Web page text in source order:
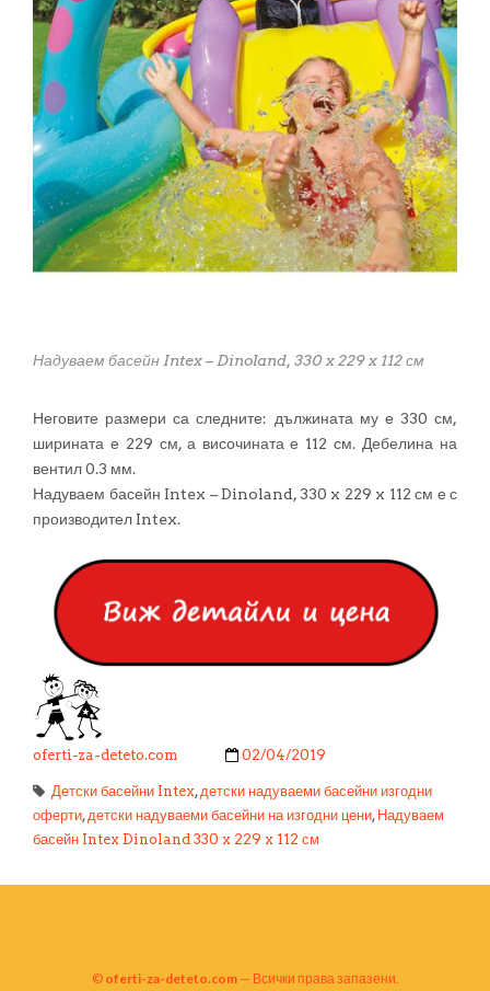
Надуваем басейн Intex – Dinoland, 330 x 229 x 112 см
Неговите размери са следните: дължината му е 330 см,
ширината е 229 см, а височината е 112 см. Дебелина на
вентил 0.3 мм.
Надуваем басейн Intex – Dinoland, 330 x 229 x 112 см е с
производител Intex.
oferti-za-deteto.com 02/04/2019
Детски басейни Intex, детски надуваеми басейни изгодни
оферти, детски надуваеми басейни на изгодни цени, Надуваем
басейн Intex Dinoland 330 x 229 x 112 см
© oferti-za-deteto.com— Всички права запазени.